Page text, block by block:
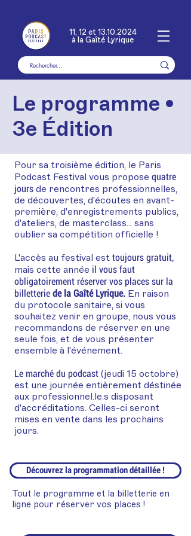
11, 12 et 13.10.2024
à la Gaîté Lyrique
Le programme •
3e Édition
Pour sa troisième édition, le Paris
Podcast Festival vous propose quatre
jours de rencontres professionnelles,
de découvertes, d'écoutes en avant-
première, d'enregistrements publics,
d'ateliers, de masterclass... sans
oublier sa compétition officielle !
L'accès au festival est toujours gratuit,
mais cette année il vous faut
obligatoirement réserver vos places sur la
billetterie de la Gaîté Lyrique. En raison
du protocole sanitaire, si vous
souhaitez venir en groupe, nous vous
recommandons de réserver en une
seule fois, et de vous présenter
ensemble à l'événement.
Le marché du podcast (jeudi 15 octobre)
est une journée entièrement déstinée
aux professionnel.le.s disposant
d'accréditations. Celles-ci seront
mises en vente dans les prochains
jours.
Découvrez la programmation détaillée !
Tout le programme et la billetterie en
ligne pour réserver vos places !